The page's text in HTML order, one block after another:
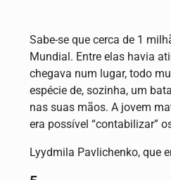
Sabe-se que cerca de 1
Mundial. Entre elas havia
chegava num lugar, todo
espécie de, sozinha, um
nas suas mãos. A jovem
era possível “contabilizar”
Lyydmila Pavlichenko, que